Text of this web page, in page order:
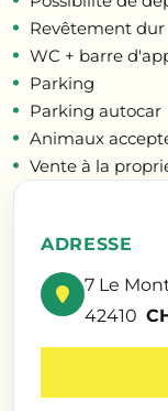
Revêtement dur
WC + barre
Parking
Parking autocar
Animaux
Vente à la
ADRESSE
7 Le
42410